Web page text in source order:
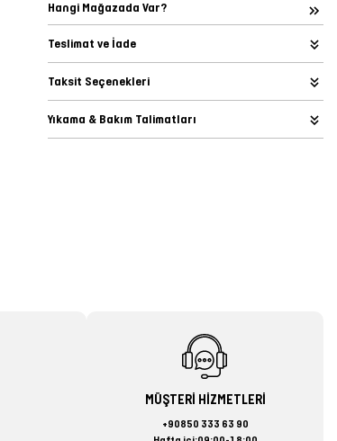
Hangi Mağazada Var?
Teslimat ve İade
Taksit Seçenekleri
Yıkama & Bakım Talimatları
MÜŞTERİ HİZMETLERİ
+90850 333 63 90